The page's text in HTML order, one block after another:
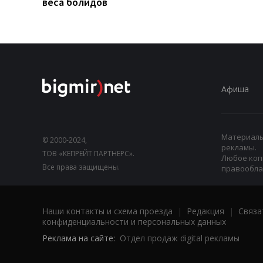
© 2000-2024,
ТОВ «КЕПРЕЙТ ПАРТНЕРС».
Все права защищены.
Афиша
рекламы.
Любое
Наши контакты и схема проезда | Редакция |
конфиденциальности и персональных данных
Реклама на сайте: Отдел продаж digital рекламы